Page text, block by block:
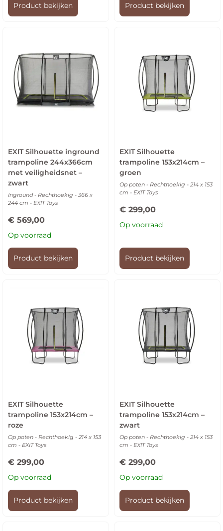
Product bekijken Product bekijken
EXIT Silhouette inground
trampoline 244x366cm
met veiligheidsnet –
zwart
Inground - Rechthoekig - 366 x
244 cm - EXIT Toys
€ 569,00
Op voorraad
Product bekijken
EXIT Silhouette
trampoline 153x214cm –
groen
Op poten - Rechthoekig - 214 x 153
cm - EXIT Toys
€ 299,00
Op voorraad
Product bekijken
EXIT Silhouette
trampoline 153x214cm –
roze
Op poten - Rechthoekig - 214 x 153
cm - EXIT Toys
€ 299,00
Op voorraad
Product bekijken
EXIT Silhouette
trampoline 153x214cm –
zwart
Op poten - Rechthoekig - 214 x 153
cm - EXIT Toys
€ 299,00
Op voorraad
Product bekijken